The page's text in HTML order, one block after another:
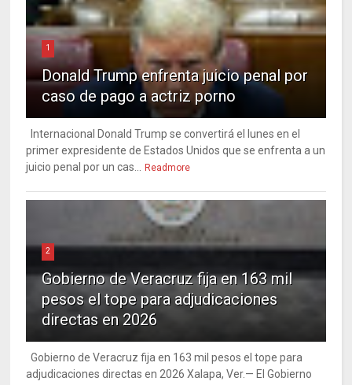
1
Donald Trump enfrenta juicio penal por
caso de pago a actriz porno
Internacional Donald Trump se convertirá el lunes en el
primer expresidente de Estados Unidos que se enfrenta a un
juicio penal por un cas...
Readmore
2
Gobierno de Veracruz fija en 163 mil
pesos el tope para adjudicaciones
directas en 2026
Gobierno de Veracruz fija en 163 mil pesos el tope para
adjudicaciones directas en 2026 Xalapa, Ver.— El Gobierno